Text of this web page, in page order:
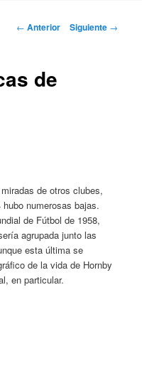
Navegación
← Anterior Siguiente →
de
de otros clubes,
numerosas bajas.
de Fútbol de 1958,
agrupada junto las
esta última se
de la vida de Hornby
en particular.